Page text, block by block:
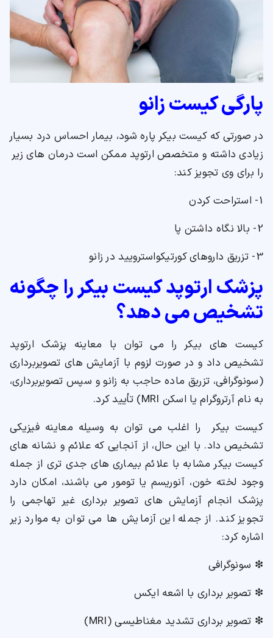
پارگی کیست زانو
در صورتی که کیست بیکر پاره شود، بیمار احساس درد بسیار
زیادی داشته و متخصص ارتوپد ممکن است درمان های زیر
را برای وی تجویز کند:
1- استراحت کردن
2- بالا نگاه داشتن پا
3- تزریق داروهای کورتیکواسترویید در زانو
پزشک ارتوپد کیست بیکر را چگونه
تشخیص می دهد؟
کیست های بیکر را می توان با معاینه پزشک ارتوپد
تشخیص داد و در صورت لزوم با آزمایش های تصویربرداری
(سونوگرافی، تزریق ماده حاجب به زانو و سپس تصویربرداری،
به نام آرتروگرام یا اسکن MRI) تأیید کرد.
کیست بیکر را اغلب می توان به وسیله معاینه فیزیکی
تشخیص داد. با این حال، از آنجایی که علائم و نشانه های
کیست بیکر مشابه با علائم بیماری های جدی تری از جمله
وجود لخته خون، آنوریسم یا تومور می باشند، امکان دارد
پزشک انجام آزمایش های تصویر برداری غیر تهاجمی را
تجویز کند. از جمله این آزمایش ها می توان به موارد زیر
اشاره کرد:
❇ سونوگرافی
❇ تصویر برداری با اشعه ایکس
❇ تصویر برداری تشدید مغناطیسی (MRI)